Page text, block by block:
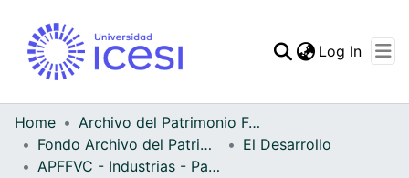
Statistics
Log In
Home
Archivo del Patrimonio Fotográfico y Fílmico del Valle del Cauca
Fondo Archivo del Patrimonio Fotográfico y Fílmico del Valle del Cauca
El Desarrollo
APFFVC - Industrias - Patrimonial